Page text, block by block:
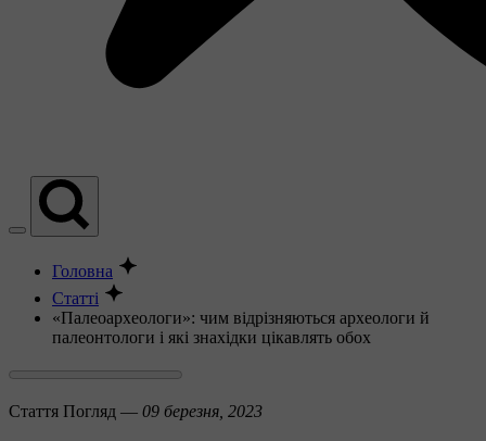
Головна
Статті
«Палеоархеологи»: чим відрізняються археологи й
палеонтологи і які знахідки цікавлять обох
Стаття Погляд — 09 березня, 2023